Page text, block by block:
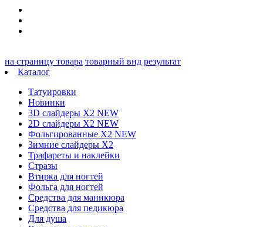
на страницу товара товарный вид результат
Каталог
Татуировки
Новинки
3D слайдеры X2 NEW
2D слайдеры X2 NEW
Фольгированные X2 NEW
Зимние слайдеры Х2
Трафареты и наклейки
Стразы
Втирка для ногтей
Фольга для ногтей
Средства для маникюра
Средства для педикюра
Для душа